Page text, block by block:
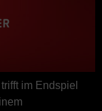
im Endspiel